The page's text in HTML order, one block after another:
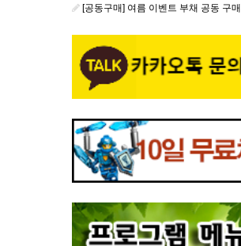
[공동구매] 여름 이벤트 부채 공동 구매 안내